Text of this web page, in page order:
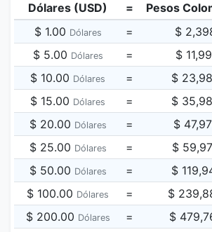
Dólares (USD) =
Pesos
$ 1.00 Dólares = $
$ 5.00 Dólares = $
$ 10.00 Dólares = $
$ 15.00 Dólares = $
$ 20.00 Dólares = $
$ 25.00 Dólares = $
$ 50.00 Dólares = $
$ 100.00 Dólares = $
$ 200.00 Dólares = $